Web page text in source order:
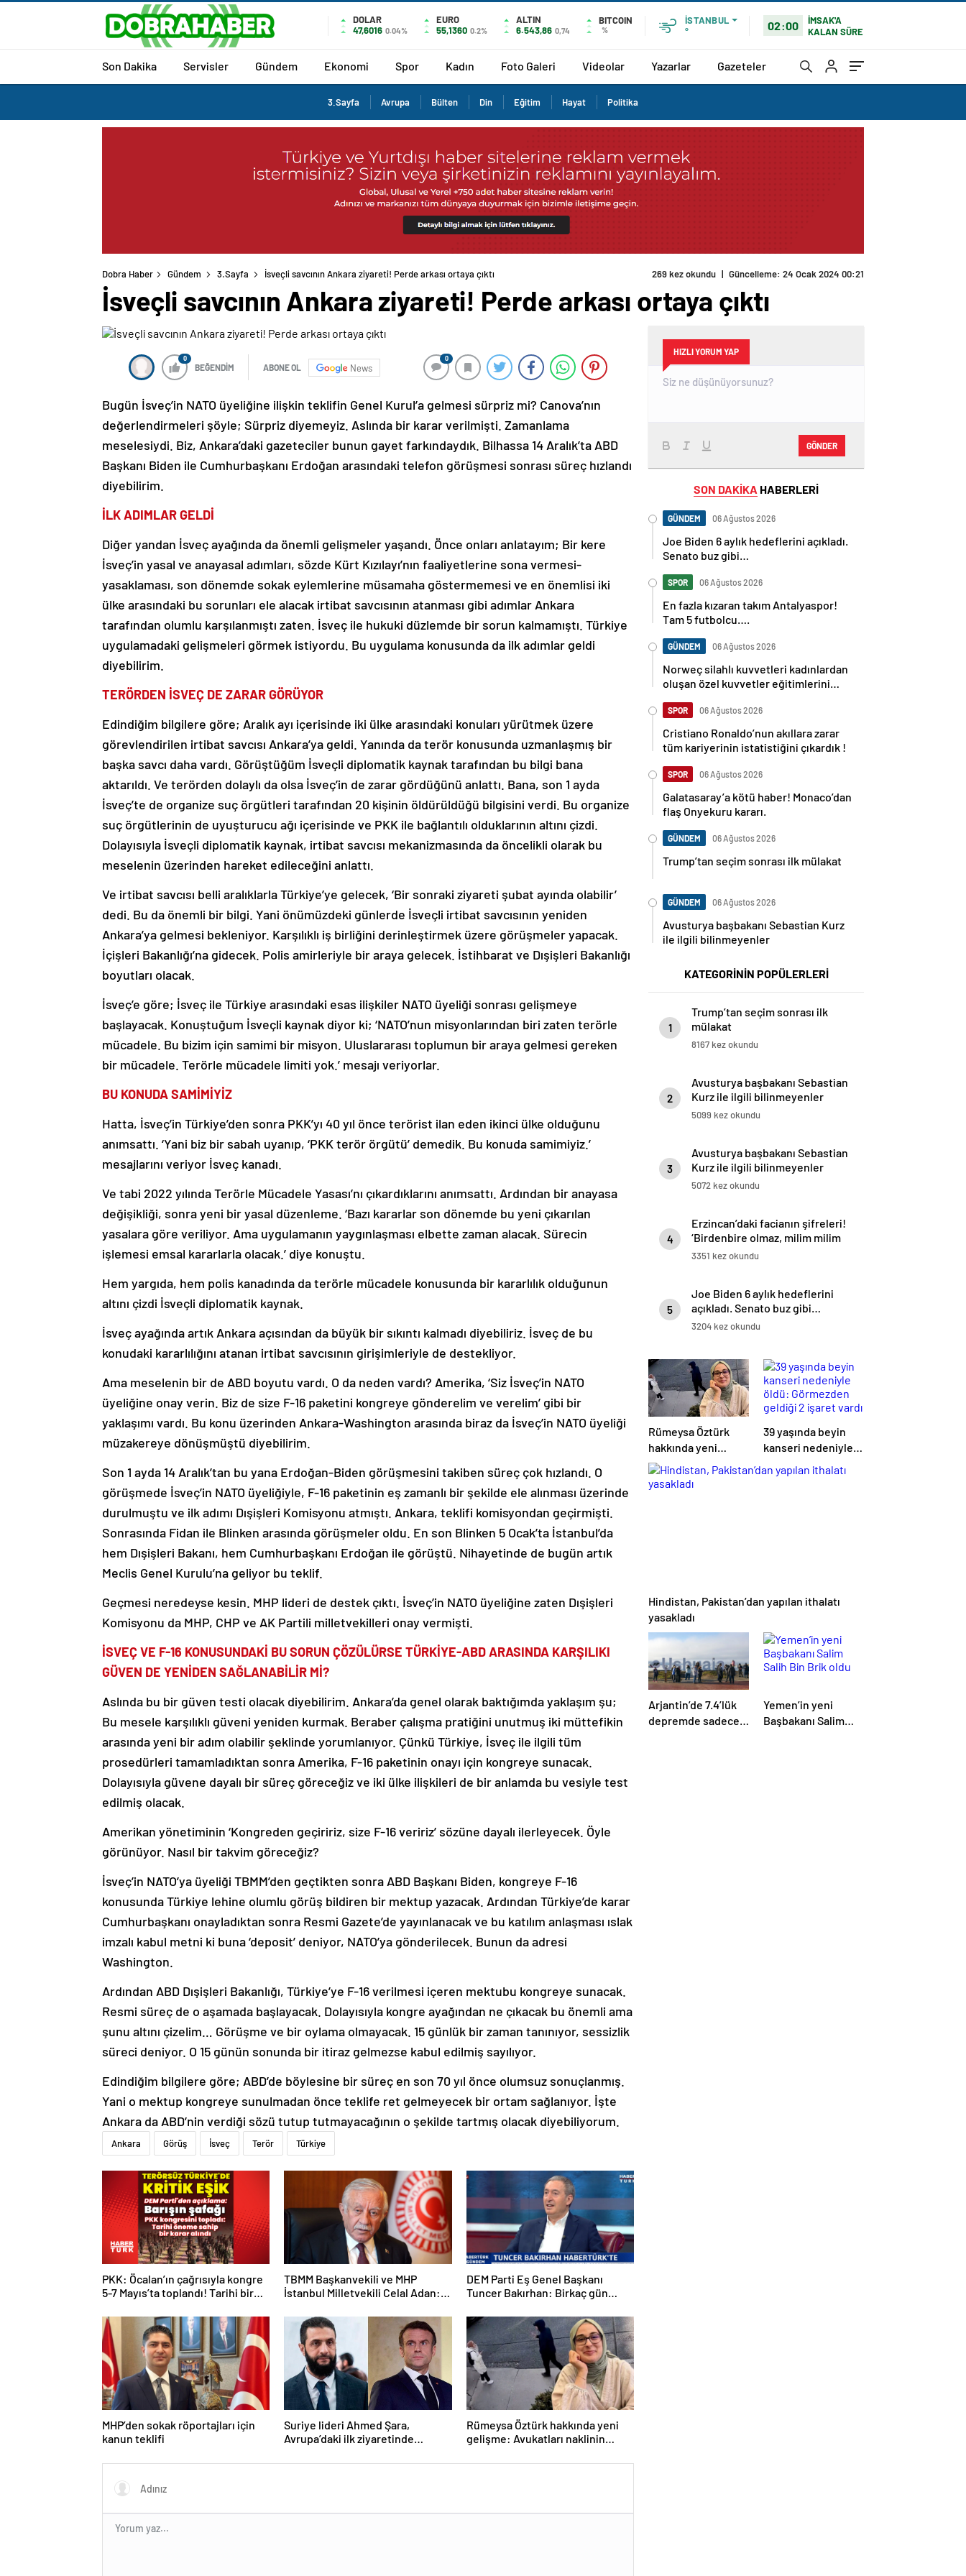
DOLAR
47,6016 0.04%
EURO
55,1360 0.2%
ALTIN
6.543,86 0,74
BITCOIN
%
İSTANBUL
°
02:00
İMSAK'A
KALAN SÜRE
Son Dakika Servisler Gündem Ekonomi Spor Kadın Foto Galeri Videolar Yazarlar Gazeteler
3.Sayfa Avrupa Bülten Din Eğitim Hayat Politika
Dobra Haber Gündem 3.Sayfa İsveçli savcının Ankara ziyareti! Perde arkası ortaya çıktı 269 kez okundu | Güncelleme: 24 Ocak 2024 00:21
İsveçli savcının Ankara ziyareti! Perde arkası ortaya çıktı
0
BEĞENDİM ABONE OL News
0
Bugün İsveç’in NATO üyeliğine ilişkin teklifin Genel Kurul’a gelmesi sürpriz mi? Canova’nın
değerlendirmeleri şöyle; Sürpriz diyemeyiz. Aslında bir karar verilmişti. Zamanlama
meselesiydi. Biz, Ankara’daki gazeteciler bunun gayet farkındaydık. Bilhassa 14 Aralık’ta ABD
Başkanı Biden ile Cumhurbaşkanı Erdoğan arasındaki telefon görüşmesi sonrası süreç hızlandı
diyebilirim.
İLK ADIMLAR GELDİ
Diğer yandan İsveç ayağında da önemli gelişmeler yaşandı. Önce onları anlatayım; Bir kere
İsveç’in yasal ve anayasal adımları, sözde Kürt Kızılayı’nın faaliyetlerine sona vermesi-
yasaklaması, son dönemde sokak eylemlerine müsamaha göstermemesi ve en önemlisi iki
ülke arasındaki bu sorunları ele alacak irtibat savcısının atanması gibi adımlar Ankara
tarafından olumlu karşılanmıştı zaten. İsveç ile hukuki düzlemde bir sorun kalmamıştı. Türkiye
uygulamadaki gelişmeleri görmek istiyordu. Bu uygulama konusunda da ilk adımlar geldi
diyebilirim.
TERÖRDEN İSVEÇ DE ZARAR GÖRÜYOR
Edindiğim bilgilere göre; Aralık ayı içerisinde iki ülke arasındaki konuları yürütmek üzere
görevlendirilen irtibat savcısı Ankara’ya geldi. Yanında da terör konusunda uzmanlaşmış bir
başka savcı daha vardı. Görüştüğüm İsveçli diplomatik kaynak tarafından bu bilgi bana
aktarıldı. Ve terörden dolaylı da olsa İsveç’in de zarar gördüğünü anlattı. Bana, son 1 ayda
İsveç’te de organize suç örgütleri tarafından 20 kişinin öldürüldüğü bilgisini verdi. Bu organize
suç örgütlerinin de uyuşturucu ağı içerisinde ve PKK ile bağlantılı olduklarının altını çizdi.
Dolayısıyla İsveçli diplomatik kaynak, irtibat savcısı mekanizmasında da öncelikli olarak bu
meselenin üzerinden hareket edileceğini anlattı.
Ve irtibat savcısı belli aralıklarla Türkiye’ye gelecek, ‘Bir sonraki ziyareti şubat ayında olabilir’
dedi. Bu da önemli bir bilgi. Yani önümüzdeki günlerde İsveçli irtibat savcısının yeniden
Ankara’ya gelmesi bekleniyor. Karşılıklı iş birliğini derinleştirmek üzere görüşmeler yapacak.
İçişleri Bakanlığı’na gidecek. Polis amirleriyle bir araya gelecek. İstihbarat ve Dışişleri Bakanlığı
boyutları olacak.
İsveç’e göre; İsveç ile Türkiye arasındaki esas ilişkiler NATO üyeliği sonrası gelişmeye
başlayacak. Konuştuğum İsveçli kaynak diyor ki; ‘NATO’nun misyonlarından biri zaten terörle
mücadele. Bu bizim için samimi bir misyon. Uluslararası toplumun bir araya gelmesi gereken
bir mücadele. Terörle mücadele limiti yok.’ mesajı veriyorlar.
BU KONUDA SAMİMİYİZ
Hatta, İsveç’in Türkiye’den sonra PKK’yı 40 yıl önce terörist ilan eden ikinci ülke olduğunu
anımsattı. ‘Yani biz bir sabah uyanıp, ‘PKK terör örgütü’ demedik. Bu konuda samimiyiz.’
mesajlarını veriyor İsveç kanadı.
Ve tabi 2022 yılında Terörle Mücadele Yasası’nı çıkardıklarını anımsattı. Ardından bir anayasa
değişikliği, sonra yeni bir yasal düzenleme. ‘Bazı kararlar son dönemde bu yeni çıkarılan
yasalara göre veriliyor. Ama uygulamanın yaygınlaşması elbette zaman alacak. Sürecin
işlemesi emsal kararlarla olacak.’ diye konuştu.
Hem yargıda, hem polis kanadında da terörle mücadele konusunda bir kararlılık olduğunun
altını çizdi İsveçli diplomatik kaynak.
İsveç ayağında artık Ankara açısından da büyük bir sıkıntı kalmadı diyebiliriz. İsveç de bu
konudaki kararlılığını atanan irtibat savcısının girişimleriyle de destekliyor.
Ama meselenin bir de ABD boyutu vardı. O da neden vardı? Amerika, ‘Siz İsveç’in NATO
üyeliğine onay verin. Biz de size F-16 paketini kongreye gönderelim ve verelim’ gibi bir
yaklaşımı vardı. Bu konu üzerinden Ankara-Washington arasında biraz da İsveç’in NATO üyeliği
müzakereye dönüşmüştü diyebilirim.
Son 1 ayda 14 Aralık’tan bu yana Erdoğan-Biden görüşmesini takiben süreç çok hızlandı. O
görüşmede İsveç’in NATO üyeliğiyle, F-16 paketinin eş zamanlı bir şekilde ele alınması üzerinde
durulmuştu ve ilk adımı Dışişleri Komisyonu atmıştı. Ankara, teklifi komisyondan geçirmişti.
Sonrasında Fidan ile Blinken arasında görüşmeler oldu. En son Blinken 5 Ocak’ta İstanbul’da
hem Dışişleri Bakanı, hem Cumhurbaşkanı Erdoğan ile görüştü. Nihayetinde de bugün artık
Meclis Genel Kurulu’na geliyor bu teklif.
Geçmesi neredeyse kesin. MHP lideri de destek çıktı. İsveç’in NATO üyeliğine zaten Dışişleri
Komisyonu da MHP, CHP ve AK Partili milletvekilleri onay vermişti.
İSVEÇ VE F-16 KONUSUNDAKİ BU SORUN ÇÖZÜLÜRSE TÜRKİYE-ABD ARASINDA KARŞILIKI
GÜVEN DE YENİDEN SAĞLANABİLİR Mİ?
Aslında bu bir güven testi olacak diyebilirim. Ankara’da genel olarak baktığımda yaklaşım şu;
Bu mesele karşılıklı güveni yeniden kurmak. Beraber çalışma pratiğini unutmuş iki müttefikin
arasında yeni bir adım olabilir şeklinde yorumlanıyor. Çünkü Türkiye, İsveç ile ilgili tüm
prosedürleri tamamladıktan sonra Amerika, F-16 paketinin onayı için kongreye sunacak.
Dolayısıyla güvene dayalı bir süreç göreceğiz ve iki ülke ilişkileri de bir anlamda bu vesiyle test
edilmiş olacak.
Amerikan yönetiminin ‘Kongreden geçiririz, size F-16 veririz’ sözüne dayalı ilerleyecek. Öyle
görünüyor. Nasıl bir takvim göreceğiz?
İsveç’in NATO’ya üyeliği TBMM’den geçtikten sonra ABD Başkanı Biden, kongreye F-16
konusunda Türkiye lehine olumlu görüş bildiren bir mektup yazacak. Ardından Türkiye’de karar
Cumhurbaşkanı onayladıktan sonra Resmi Gazete’de yayınlanacak ve bu katılım anlaşması ıslak
imzalı kabul metni ki buna ‘deposit’ deniyor, NATO’ya gönderilecek. Bunun da adresi
Washington.
Ardından ABD Dışişleri Bakanlığı, Türkiye’ye F-16 verilmesi içeren mektubu kongreye sunacak.
Resmi süreç de o aşamada başlayacak. Dolayısıyla kongre ayağından ne çıkacak bu önemli ama
şunu altını çizelim… Görüşme ve bir oylama olmayacak. 15 günlük bir zaman tanınıyor, sessizlik
süreci deniyor. O 15 günün sonunda bir itiraz gelmezse kabul edilmiş sayılıyor.
Edindiğim bilgilere göre; ABD’de böylesine bir süreç en son 70 yıl önce olumsuz sonuçlanmış.
Yani o mektup kongreye sunulmadan önce teklife ret gelmeyecek bir ortam sağlanıyor. İşte
Ankara da ABD’nin verdiği sözü tutup tutmayacağının o şekilde tartmış olacak diyebiliyorum.
Ankara Görüş İsveç Terör Türkiye
PKK: Öcalan’ın çağrısıyla kongre
5-7 Mayıs’ta toplandı! Tarihi bir
TBMM Başkanvekili ve MHP
İstanbul Milletvekili Celal Adan:
DEM Parti Eş Genel Başkanı
Tuncer Bakırhan: Birkaç gün
açıklanacak
MHP’den sokak röportajları için
kanun teklifi
Suriye lideri Ahmed Şara,
Avrupa’daki ilk ziyaretinde
Rümeysa Öztürk hakkında yeni
gelişme: Avukatları naklinin
HIZLI YORUM YAP
GÖNDER
SON DAKİKA HABERLERİ
GÜNDEM 06 Ağustos 2026
Joe Biden 6 aylık hedeflerini açıkladı.
Senato buz gibi…
SPOR 06 Ağustos 2026
En fazla kızaran takım Antalyaspor!
Tam 5 futbolcu….
GÜNDEM 06 Ağustos 2026
Norweç silahlı kuvvetleri kadınlardan
oluşan özel kuvvetler eğitimlerini
SPOR 06 Ağustos 2026
Cristiano Ronaldo’nun akıllara zarar
tüm kariyerinin istatistiğini çıkardık !
SPOR 06 Ağustos 2026
Galatasaray’a kötü haber! Monaco’dan
flaş Onyekuru kararı.
GÜNDEM 06 Ağustos 2026
Trump’tan seçim sonrası ilk mülakat
GÜNDEM 06 Ağustos 2026
Avusturya başbakanı Sebastian Kurz
ile ilgili bilinmeyenler
KATEGORİNİN POPÜLERLERİ
1
Trump’tan seçim sonrası ilk
mülakat
8167 kez okundu
2
Avusturya başbakanı Sebastian
Kurz ile ilgili bilinmeyenler
5099 kez okundu
3
Avusturya başbakanı Sebastian
Kurz ile ilgili bilinmeyenler
5072 kez okundu
4
Erzincan’daki facianın şifreleri!
‘Birdenbire olmaz, milim milim
kayar’
3351 kez okundu
5
Joe Biden 6 aylık hedeflerini
açıkladı. Senato buz gibi…
3204 kez okundu
Rümeysa Öztürk
hakkında yeni
gelişme:
Avukatları naklinin
39 yaşında beyin
kanseri nedeniyle
öldü: Görmezden
geldiği 2 işaret
Hindistan, Pakistan’dan yapılan ithalatı
yasakladı
Arjantin’de 7.4’lük
depremde sadece
Yemen’in yeni
Başbakanı Salim